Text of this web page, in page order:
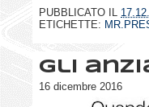
PUBBLICATO IL
ETICHETTE:
Gli
16 dicembre 2016